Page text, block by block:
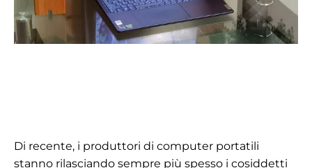
Di recente, i produttori di computer portatili
stanno rilasciando sempre più spesso i cosiddetti